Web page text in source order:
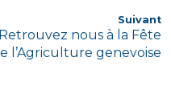
Suivant
Retrouvez nous à la Fête
l’Agriculture genevoise